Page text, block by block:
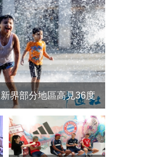
界部分地區高見36度